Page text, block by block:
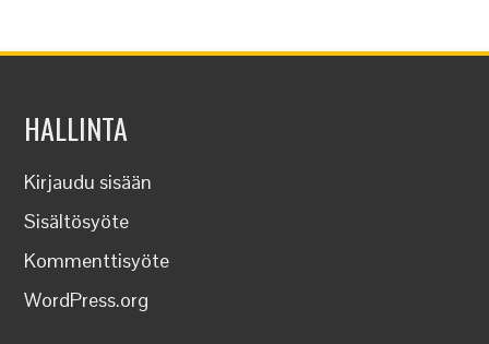
HALLINTA
Kirjaudu sisään
Sisältösyöte
Kommenttisyöte
WordPress.org